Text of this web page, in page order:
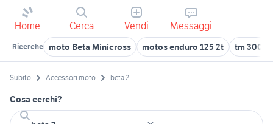
Home Cerca Vendi Messaggi
Ricerche moto Beta Minicross motos enduro 125 2t tm 300 2t
Subito Accessori moto beta 2
Cosa cerchi?